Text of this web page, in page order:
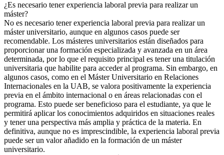
¿Es necesario tener experiencia laboral previa para realizar un
máster?
No es necesario tener experiencia laboral previa para realizar un
máster universitario, aunque en algunos casos puede ser
recomendable. Los másteres universitarios están diseñados para
proporcionar una formación especializada y avanzada en un área
determinada, por lo que el requisito principal es tener una titulación
universitaria que habilite para acceder al programa. Sin embargo, en
algunos casos, como en el Máster Universitario en Relaciones
Internacionales en la UAB, se valora positivamente la experiencia
previa en el ámbito internacional o en áreas relacionadas con el
programa. Esto puede ser beneficioso para el estudiante, ya que le
permitirá aplicar los conocimientos adquiridos en situaciones reales
y tener una perspectiva más amplia y práctica de la materia. En
definitiva, aunque no es imprescindible, la experiencia laboral previa
puede ser un valor añadido en la formación de un máster
universitario.